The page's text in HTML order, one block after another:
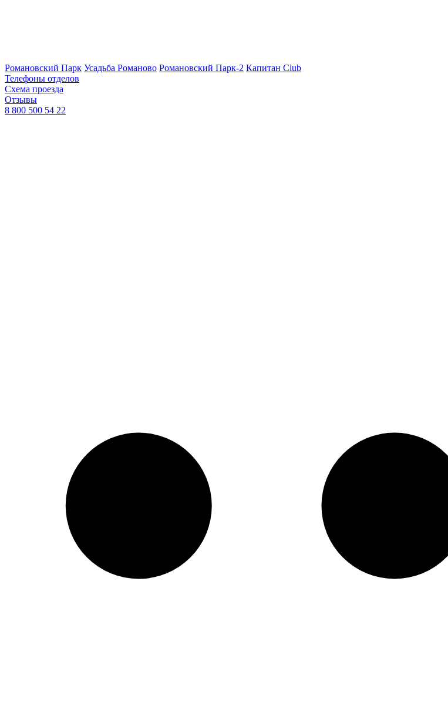
Романовский Парк Усадьба Романово Романовский Парк-2 Капитан Club
Телефоны отделов
Схема проезда
Отзывы
8 800 500 54 22